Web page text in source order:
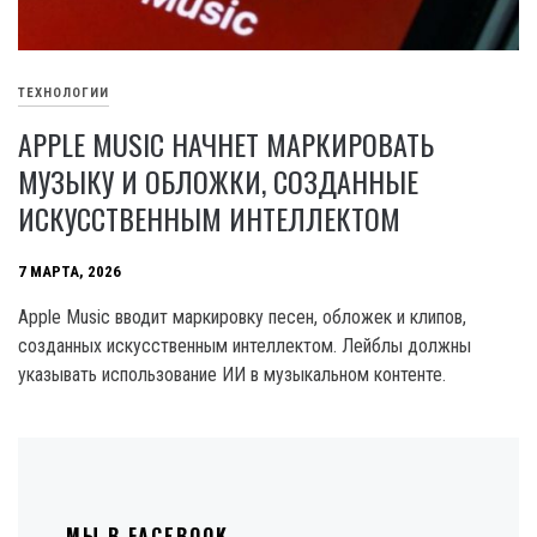
ТЕХНОЛОГИИ
APPLE MUSIC НАЧНЕТ МАРКИРОВАТЬ
МУЗЫКУ И ОБЛОЖКИ, СОЗДАННЫЕ
ИСКУССТВЕННЫМ ИНТЕЛЛЕКТОМ
7 МАРТА, 2026
Apple Music вводит маркировку песен, обложек и клипов,
созданных искусственным интеллектом. Лейблы должны
указывать использование ИИ в музыкальном контенте.